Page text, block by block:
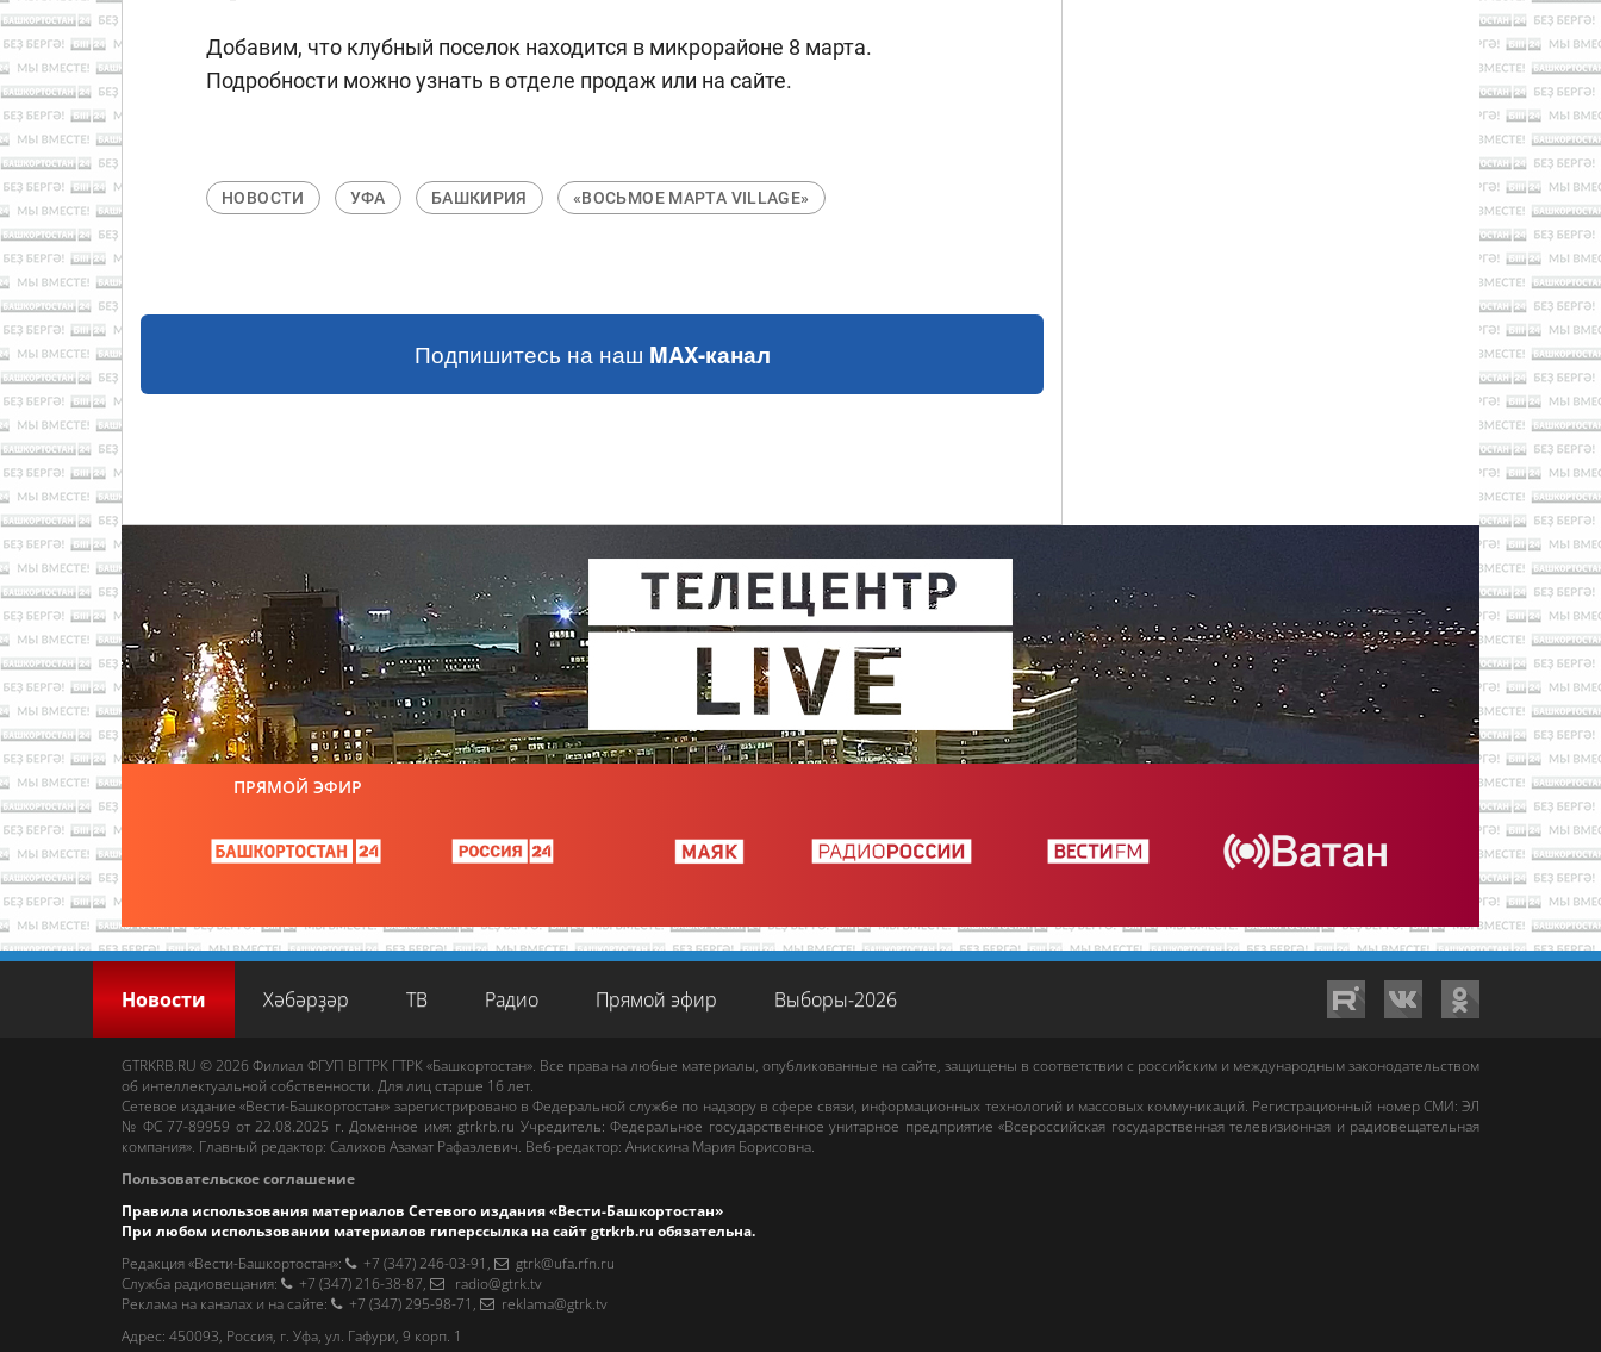
Добавим, что клубный поселок находится в микрорайоне 8 марта.
Подробности можно узнать в отделе продаж или на сайте.
НОВОСТИ УФА БАШКИРИЯ «ВОСЬМОЕ МАРТА VILLAGE»
Подпишитесь на наш MAX-канал
ПРЯМОЙ ЭФИР
Новости Хәбәрҙәр ТВ Радио Прямой эфир Выборы-2026
GTRKRB.RU © 2026 Филиал ФГУП ВГТРК ГТРК «Башкортостан». Все права на любые материалы, опубликованные на сайте, защищены в соответствии с российским и международным законодательством
об интеллектуальной собственности. Для лиц старше 16 лет.
Сетевое издание «Вести-Башкортостан» зарегистрировано в Федеральной службе по надзору в сфере связи, информационных технологий и массовых коммуникаций. Регистрационный номер СМИ: ЭЛ
№ ФС 77-89959 от 22.08.2025 г. Доменное имя:gtrkrb.ru Учредитель: Федеральное государственное унитарное предприятие «Всероссийская государственная телевизионная и радиовещательная
компания». Главный редактор: Салихов Азамат Рафаэлевич. Веб-редактор: Анискина Мария Борисовна.
Пользовательское соглашение
Правила использования материалов Сетевого издания «Вести-Башкортостан»
При любом использовании материалов гиперссылка на сайтgtrkrb.ru обязательна.
Редакция «Вести-Башкортостан»: +7 (347) 246-03-91 ,
gtrk@ufa.rfn.ru
Cлужба радиовещания: +7 (347) 216-38-87,
radio@gtrk.tv
Реклама на каналах и на сайте: +7 (347) 295-98-71 ,
reklama@gtrk.tv
Адрес: 450093, Россия, г. Уфа, ул. Гафури, 9 корп. 1